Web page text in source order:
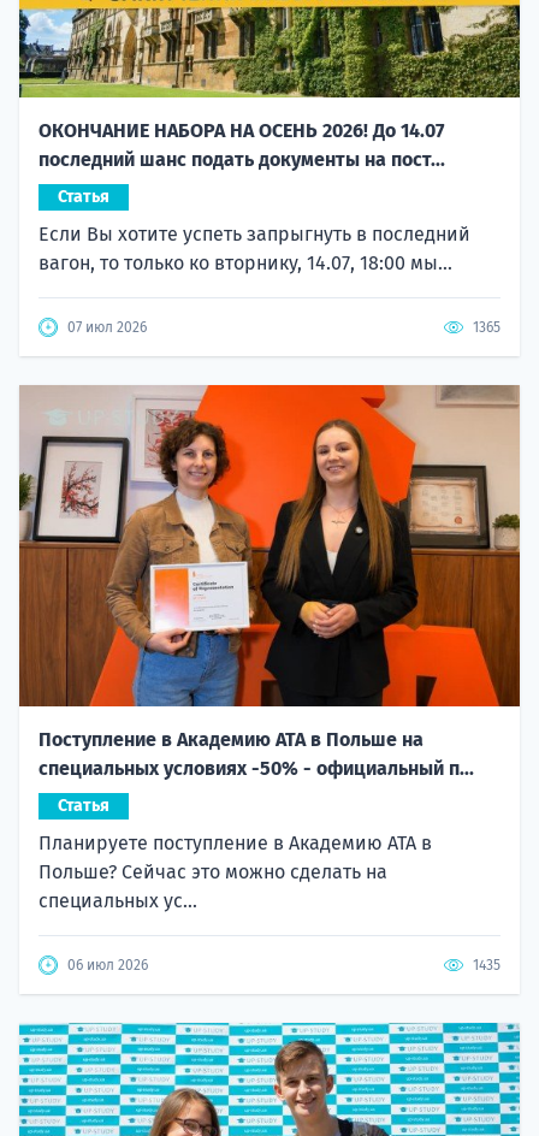
ОКОНЧАНИЕ НАБОРА НА ОСЕНЬ 2026! До 14.07
последний шанс подать документы на пост...
Статья
Если Вы хотите успеть запрыгнуть в последний
вагон, то только ко вторнику, 14.07, 18:00 мы...
07 июл 2026 1365
Поступление в Академию ATA в Польше на
специальных условиях -50% - официальный п...
Статья
Планируете поступление в Академию ATA в
Польше? Сейчас это можно сделать на
специальных ус...
06 июл 2026 1435